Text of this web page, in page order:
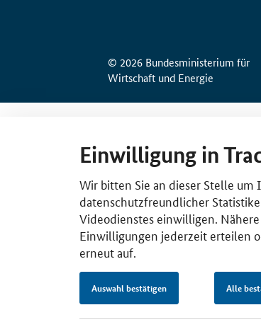
© 2026 Bundesministerium für
Wirtschaft und Energie
Einwilligung in
Wir bitten Sie an dieser Stelle
datenschutzfreundlicher
Videodienstes einwilligen.
Einwilligungen jederzeit erteilen
erneut auf.
Auswahl bestätigen Alle